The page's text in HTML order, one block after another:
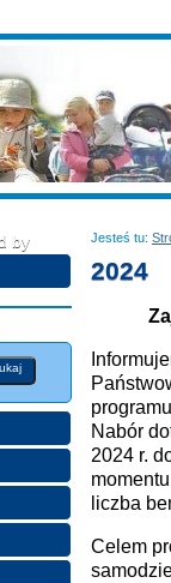
by
Jesteś tu:
2024
Nabór
2024 r.
liczba
Celem